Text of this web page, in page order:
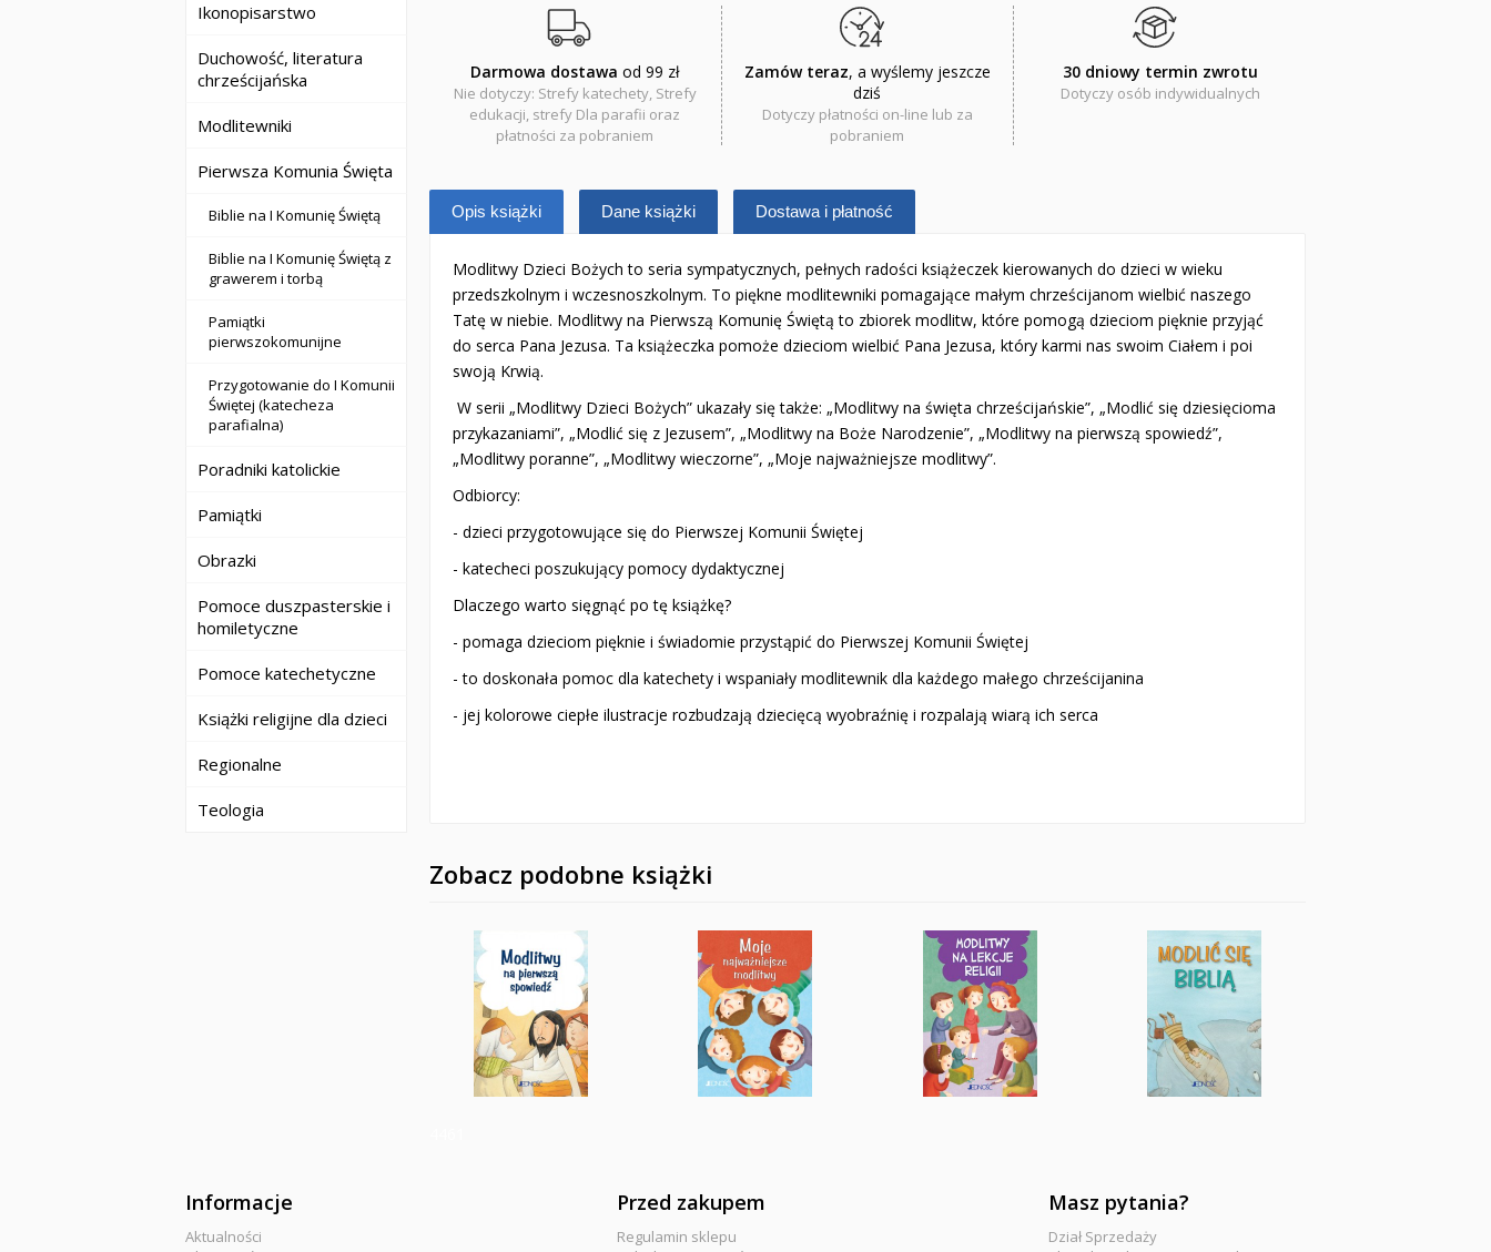
Ikonopisarstwo
Duchowość, literatura
chrześcijańska
Modlitewniki
Pierwsza Komunia Święta
Biblie na I Komunię Świętą
Biblie na I Komunię Świętą z
grawerem i torbą
Pamiątki
pierwszokomunijne
Przygotowanie do I Komunii
Świętej (katecheza
parafialna)
Poradniki katolickie
Pamiątki
Obrazki
Pomoce duszpasterskie i
homiletyczne
Pomoce katechetyczne
Książki religijne dla dzieci
Regionalne
Teologia
Darmowa dostawa od 99 zł
Nie dotyczy: Strefy katechety, Strefy
edukacji, strefy Dla parafii oraz
płatności za pobraniem
Zamów teraz, a wyślemy jeszcze
dziś
Dotyczy płatności on-line lub za
pobraniem
30 dniowy termin zwrotu
Dotyczy osób indywidualnych
Opis książki Dane książki Dostawa i płatność
Modlitwy Dzieci Bożych to seria sympatycznych, pełnych radości książeczek kierowanych do dzieci w wieku
przedszkolnym i wczesnoszkolnym. To piękne modlitewniki pomagające małym chrześcijanom wielbić naszego
Tatę w niebie. Modlitwy na Pierwszą Komunię Świętą to zbiorek modlitw, które pomogą dzieciom pięknie przyjąć
do serca Pana Jezusa. Ta książeczka pomoże dzieciom wielbić Pana Jezusa, który karmi nas swoim Ciałem i poi
swoją Krwią.
W serii „Modlitwy Dzieci Bożych” ukazały się także: „Modlitwy na święta chrześcijańskie”, „Modlić się dziesięcioma
przykazaniami”, „Modlić się z Jezusem”, „Modlitwy na Boże Narodzenie”, „Modlitwy na pierwszą spowiedź”,
„Modlitwy poranne”, „Modlitwy wieczorne”, „Moje najważniejsze modlitwy”.
Odbiorcy:
- dzieci przygotowujące się do Pierwszej Komunii Świętej
- katecheci poszukujący pomocy dydaktycznej
Dlaczego warto sięgnąć po tę książkę?
- pomaga dzieciom pięknie i świadomie przystąpić do Pierwszej Komunii Świętej
- to doskonała pomoc dla katechety i wspaniały modlitewnik dla każdego małego chrześcijanina
- jej kolorowe ciepłe ilustracje rozbudzają dziecięcą wyobraźnię i rozpalają wiarą ich serca
Zobacz podobne książki
Informacje
Aktualności
Przed zakupem
Regulamin sklepu
Masz pytania?
Dział Sprzedaży